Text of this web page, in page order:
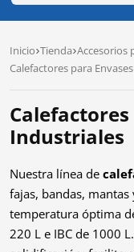
Inicio Tienda Accesorios
Calefactores para
Industriales
Nuestra línea de
fajas, bandas,
temperatura óptima
220 L e IBC de 1000